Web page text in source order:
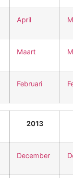
April
Maart
Februari
2013
December